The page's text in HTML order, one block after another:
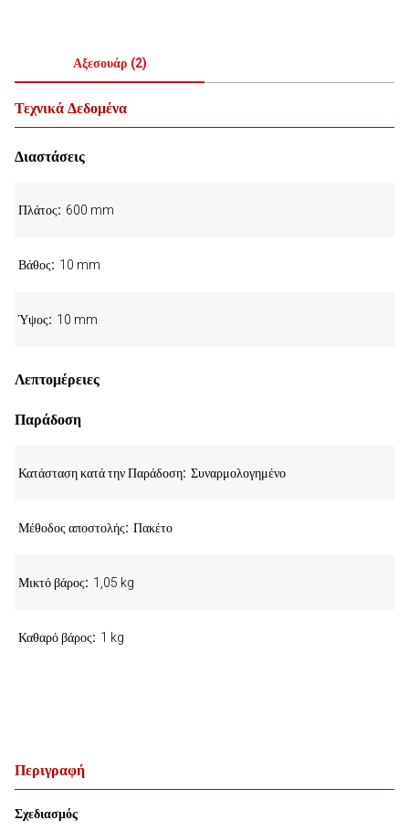
Αξεσουάρ (2)
Περιγραφή
Σχεδιασμός
Τεχνικά Δεδομένα
Διαστάσεις
Πλάτος 600 mm
Βάθος 10 mm
Ύψος 10 mm
Λεπτομέρειες
Παράδοση
Κατάσταση κατά την Παράδοση Συναρμολογημένο
Μέθοδος αποστολής Πακέτο
Μικτό βάρος 1,05 kg
Καθαρό βάρος 1 kg